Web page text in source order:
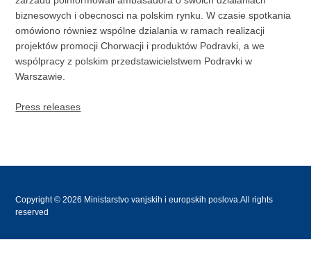
biznesowych i obecnosci na polskim rynku. W czasie spotkania
omówiono równiez wspólne dzialania w ramach realizacji
projektów promocji Chorwacji i produktów Podravki, a we
wspólpracy z polskim przedstawicielstwem Podravki w
Warszawie.
Press releases
Copyright © 2026 Ministarstvo vanjskih i europskih poslova.All rights
reserved